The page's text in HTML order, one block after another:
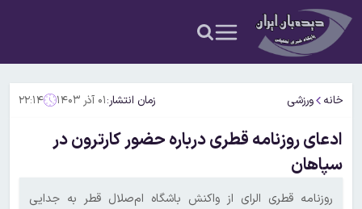
خانه ورزشی زمان انتشار:۰۱ آذر ۱۴۰۳ ۲۲:۱۴
ادعای روزنامه قطری درباره حضور کارترون در
سپاهان
روزنامه قطری الرای از واکنش باشگاه ام‌صلال قطر به جدایی